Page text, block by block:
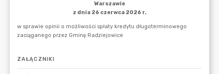
ZAŁĄCZNIKI